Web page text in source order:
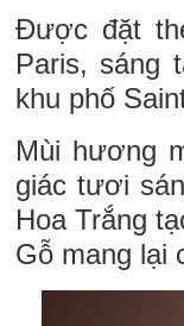
Được đặt
Paris, sáng
khu phố
Mùi hương
giác tươi
Hoa Trắng
Gỗ mang lại